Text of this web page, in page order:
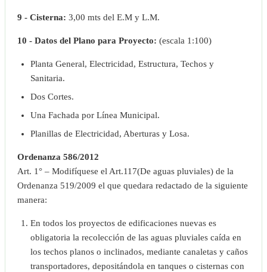
9 - Cisterna: 3,00 mts del E.M y L.M.
10 - Datos del Plano para Proyecto: (escala 1:100)
Planta General, Electricidad, Estructura, Techos y
Sanitaria.
Dos Cortes.
Una Fachada por Línea Municipal.
Planillas de Electricidad, Aberturas y Losa.
Ordenanza 586/2012
Art. 1° – Modifíquese el Art.117(De aguas pluviales) de la
Ordenanza 519/2009 el que quedara redactado de la siguiente
manera:
En todos los proyectos de edificaciones nuevas es
obligatoria la recolección de las aguas pluviales caída en
los techos planos o inclinados, mediante canaletas y caños
transportadores, depositándola en tanques o cisternas con